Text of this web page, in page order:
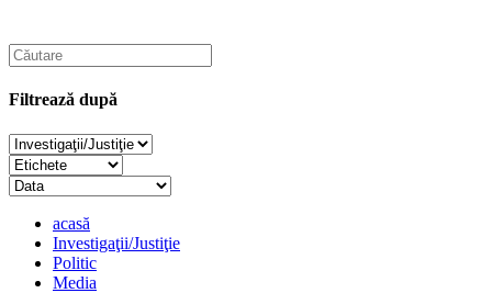
Filtrează după
acasă
Investigaţii/Justiţie
Politic
Media